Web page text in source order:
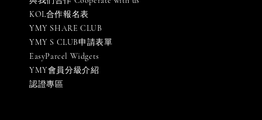
KOL合作報名表
YMY SHARE CLUB
YMY S CLUB申請表單
EasyParcel Widgets
YMY會員分級介紹
認證專區